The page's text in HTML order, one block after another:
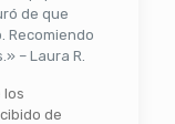
de que
Recomiendo
– Laura R.
los
de